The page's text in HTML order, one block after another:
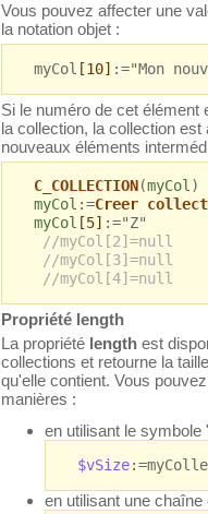
Vous pouvez affecter une
la notation objet :
myCol [10] :="Mon
Si le numéro de cet élément
la collection, la collection
nouveaux éléments
C_COLLECTION(myCol)
myCol :=Creer
myCol [5] :="Z"
//myCol[2]=null
//myCol[3]=null
//myCol[4]=null
Propriété length
La propriété length est
collections et retourne la
qu'elle contient. Vous
manières :
en utilisant le symbole
$vSize
en utilisant une